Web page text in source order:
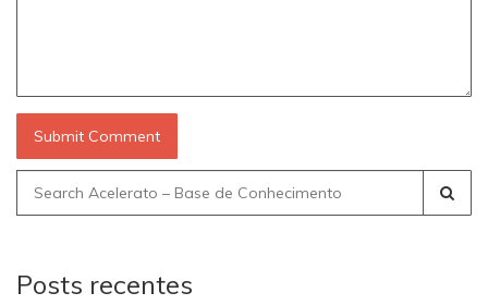
Search
for:
Posts recentes